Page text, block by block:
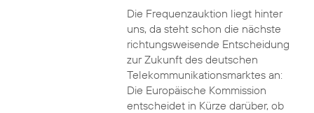
Die Frequenzauktion liegt hinter
uns, da steht schon die nächste
richtungsweisende Entscheidung
zur Zukunft des deutschen
Telekommunikationsmarktes an:
Die Europäische Kommission
entscheidet in Kürze darüber, ob